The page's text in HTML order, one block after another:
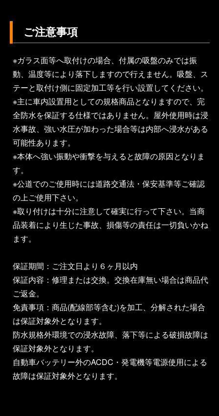
ご注意事項
※ガラス面等へ取付けの場合、付属の吸盤のみでは振
動、温度等により落下しますので行えません。吸盤、ス
テーと取付け側に固定加工等を行い設置してください。
※主に車内設置用としての規格商品となりますので、完
全防水を保証する仕様ではありません。屋外使用時は浸
水事故、強い水圧が加わった場合等は内部へ浸水がある
可能性あります。
※本体へ強い振動や衝撃を与えると故障の原因となりま
す。
※公道でのご使用時には道路交通法・保安基準等ご確認
の上ご使用下さい。
※取り付けは十分に注意して確実に行って下さい。当商
品装着により生じた事故、損傷等の責任は一切負いかね
ます。
保証期間：ご注文日より６ヶ月以内
保証内容：修理または交換。交換在庫無い場合は商品代
ご返金。
免責事項：商品(配線部等含む)を加工、分解された場合
は保証対象外となります。
防水規格外環境での浸水故障、落下等による破損故障は
保証対象外となります。
自動車バッテリー外のACDC・発電機等電源使用による
故障は保証対象外となります。